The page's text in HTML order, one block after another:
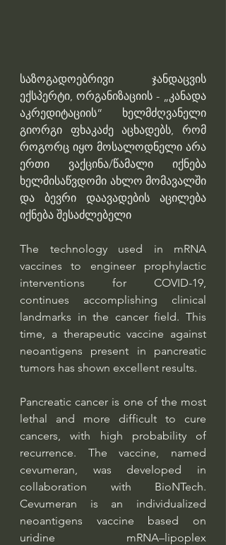
საზოგადოებრივი ჯანდაცვის
ექსპერტი, ორგანიზაციის - „კანადა
აკრედიტაციის“ ხელმძღვანელი
გიორგი ფხაკაძე აცხადებს, რომ
როგორც იყო მოსალოდნელი არა
ერთი ვაქცინა/წამალი იქნება
ხელმისაწვდომი ახლო მომავალში
და ბევრი დაავადების აცილება
იქნება შესაძლებელი
The technology used in mRNA
vaccines to engineer prophylactic
interventions for COVID-19,
continues accomplishing clinical
landmarks in the cancer field. This
time, a therapeutic vaccine against
neoantigens present in pancreatic
tumors has shown excellent results.
Pancreatic cancer is one of the most
lethal and more difficult to cure
cancers, with high probability of
recurrence. The vaccine, named
cevumeran, was developed in
collaboration with BioNTech.
Cevumeran is an individualized
neoantigens vaccine based on
uridine mRNA–lipoplex